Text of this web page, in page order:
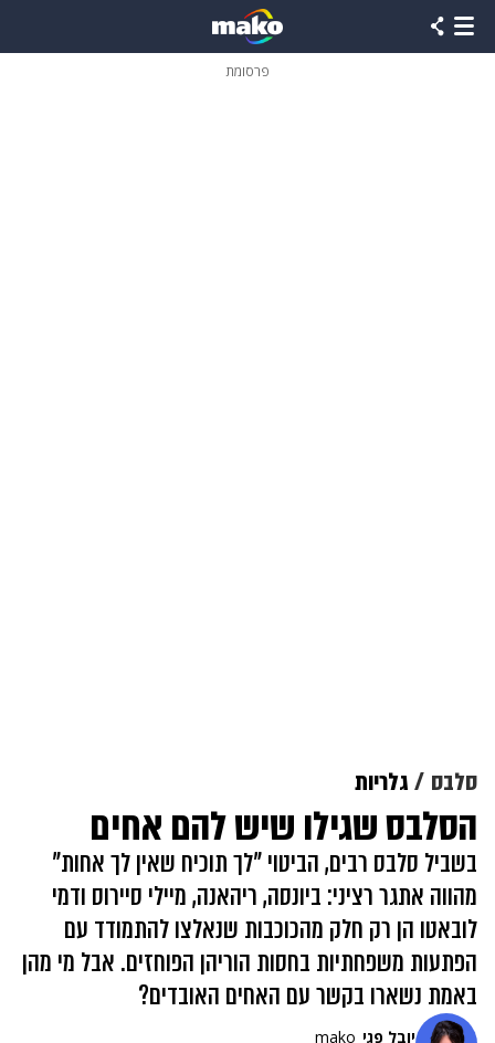
פרסומת
סלבס גלריות
הסלבס שגילו שיש להם אחים
בשביל סלבס רבים, הביטוי "לך תוכיח שאין לך אחות"
מהווה אתגר רציני: ביונסה, ריהאנה, מיילי סיירוס ודמי
לובאטו הן רק חלק מהכוכבות שנאלצו להתמודד עם
הפתעות משפחתיות בחסות הוריהן הפוחזים. אבל מי מהן
באמת נשארו בקשר עם האחים האובדים?
יובל פגי mako